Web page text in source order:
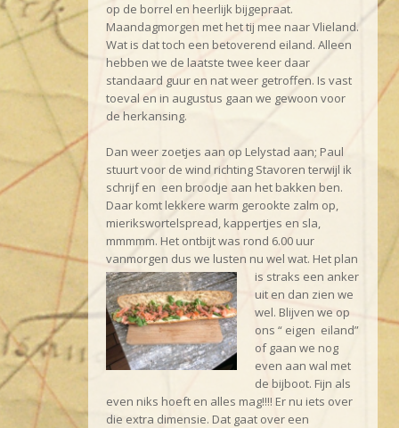
op de borrel en heerlijk bijgepraat.
Maandagmorgen met het tij mee naar Vlieland.
Wat is dat toch een betoverend eiland. Alleen
hebben we de laatste twee keer daar
standaard guur en nat weer getroffen. Is vast
toeval en in augustus gaan we gewoon voor
de herkansing.
Dan weer zoetjes aan op Lelystad aan; Paul
stuurt voor de wind richting Stavoren terwijl ik
schrijf en een broodje aan het bakken ben.
Daar komt lekkere warm gerookte zalm op,
mierikswortelspread, kappertjes en sla,
mmmmm. Het ontbijt was rond 6.00 uur
vanmorgen dus we lusten nu wel wat. Het plan
is straks een anker
uit en dan zien we
wel. Blijven we op
ons “ eigen eiland”
of gaan we nog
even aan wal met
de bijboot. Fijn als
even niks hoeft en alles mag!!!! Er nu iets over
die extra dimensie. Dat gaat over een